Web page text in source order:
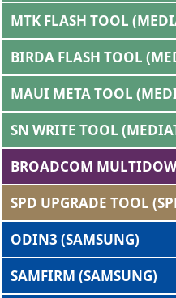
MTK FLASH TOOL
BIRDA FLASH TOOL
MAUI META TOOL
SN WRITE TOOL
BROADCOM
SPD UPGRADE TOOL
ODIN3 (SAMSUNG)
SAMFIRM (SAMSUNG)